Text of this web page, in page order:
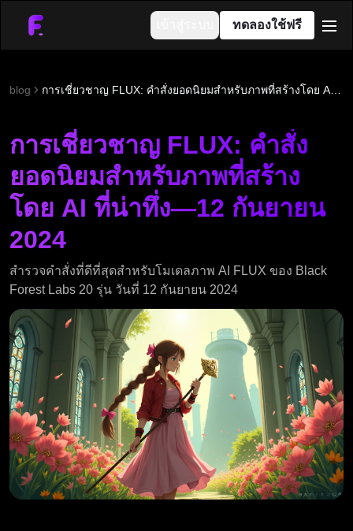
ทดลองใช้ฟรี
blog
การเชี่ยวชาญ FLUX: คำสั่ง
ยอดนิยมสำหรับภาพที่สร้าง
โดย AI ที่น่าทึ่ง—12 กันยายน
2024
สำรวจคำสั่งที่ดีที่สุดสำหรับโมเดลภาพ AI FLUX ของ Black
Forest Labs 20 รุ่น วันที่ 12 กันยายน 2024